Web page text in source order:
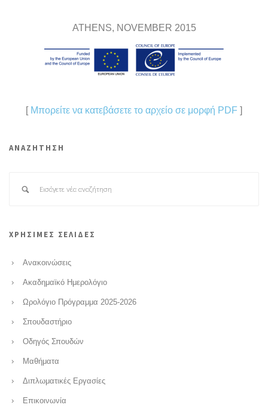
ATHENS, NOVEMBER 2015
[ Μπορείτε να κατεβάσετε το αρχείο σε μορφή PDF ]
ΑΝΑΖΗΤΗΣΗ
ΧΡΗΣΙΜΕΣ ΣΕΛΙΔΕΣ
Ανακοινώσεις
Ακαδημαϊκό Ημερολόγιο
Ωρολόγιο Πρόγραμμα 2025-2026
Σπουδαστήριο
Οδηγός Σπουδών
Μαθήματα
Διπλωματικές Εργασίες
Επικοινωνία